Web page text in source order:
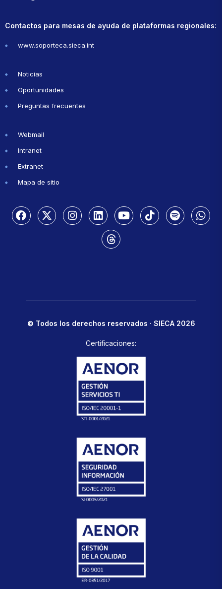
Contactos para mesas de ayuda de plataformas regionales:
www.soporteca.sieca.int
Noticias
Oportunidades
Preguntas frecuentes
Webmail
Intranet
Extranet
Mapa de sitio
© Todos los derechos reservados · SIECA 2026
Certificaciones: